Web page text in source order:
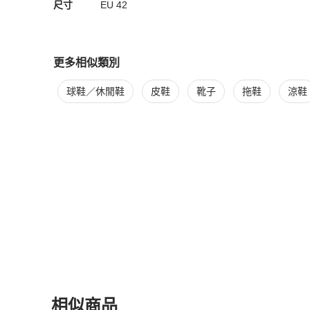
尺寸 EU 42
更多相似類別
更多Louis Vuitton 男鞋相似商品推薦
球鞋／休閒鞋 皮鞋 靴子 拖鞋 涼鞋
相似商品